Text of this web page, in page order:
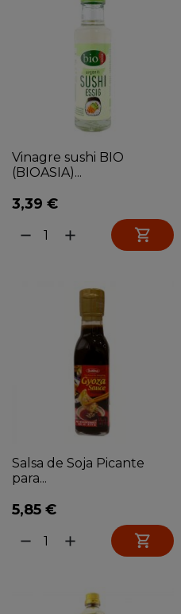
Vinagre sushi BIO
(BIOASIA)...
3,39 €
remove add 
Salsa de Soja Picante
para...
5,85 €
remove add 